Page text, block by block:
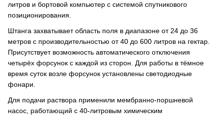
литров и бортовой компьютер с системой спутникового
позиционирования.
Штанга захватывает область поля в диапазоне от 24 до 36
метров с производительностью от 40 до 600 литров на гектар.
Присутствует возможность автоматического отключения
четырёх форсунок с каждой из сторон. Для работы в тёмное
время суток возле форсунок установлены светодиодные
фонари.
Для подачи раствора применили мембранно-поршневой
насос, работающий с 40-литровым химическим